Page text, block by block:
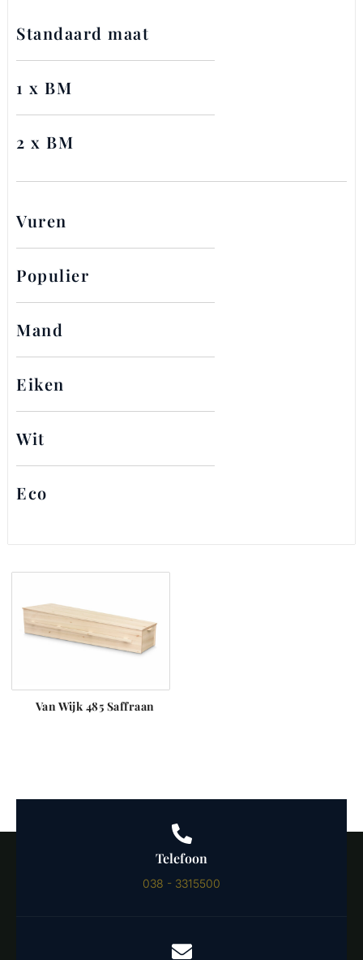
Standaard maat
1 x BM
2 x BM
Vuren
Populier
Mand
Eiken
Wit
Eco
Van Wijk 485 Saffraan
Telefoon
038 - 3315500